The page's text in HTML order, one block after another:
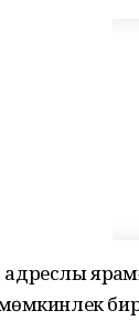
мөмкинлек